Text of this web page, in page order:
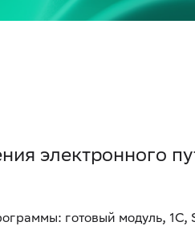
электронного
готовый модуль, 1С,